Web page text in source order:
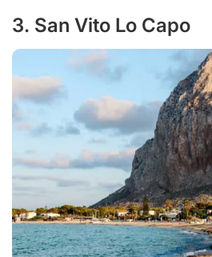
3. San Vito Lo Capo